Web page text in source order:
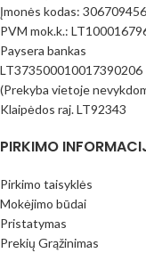
Įmonės kodas: 306709456
PVM mok.k.:
Paysera bankas
LT373500010017390206
(Prekyba vietoje
Klaipėdos raj. LT92343
PIRKIMO
Pirkimo taisyklės
Mokėjimo būdai
Pristatymas
Prekių Grąžinimas